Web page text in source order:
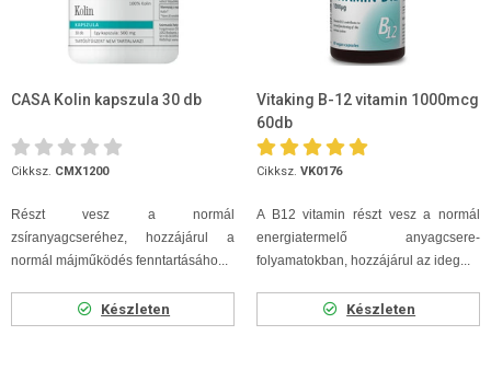
CASA Kolin kapszula 30 db
Cikksz. CMX1200
Részt vesz a normál
zsíranyagcseréhez, hozzájárul a
normál májműködés fenntartásáho...
Készleten
Vitaking B-12 vitamin 1000mcg
60db
Cikksz. VK0176
A B12 vitamin részt vesz a normál
energiatermelő anyagcsere-
folyamatokban, hozzájárul az ideg...
Készleten